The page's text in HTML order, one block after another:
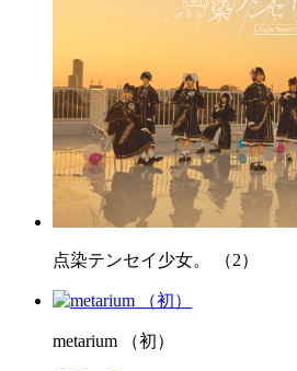
点染テンセイ少女。 （2）
metarium （初）